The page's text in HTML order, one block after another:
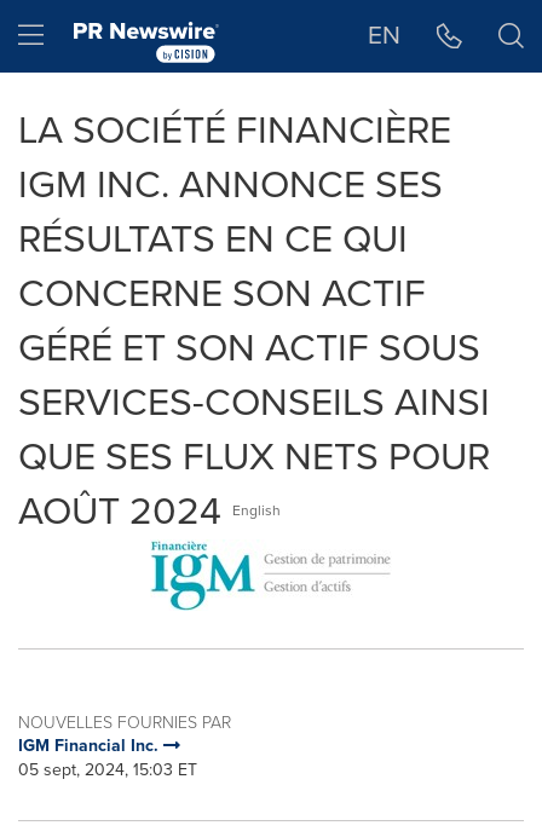
Hamburger menu EN
LA SOCIÉTÉ FINANCIÈRE
IGM INC. ANNONCE SES
RÉSULTATS EN CE QUI
CONCERNE SON ACTIF
GÉRÉ ET SON ACTIF SOUS
SERVICES-CONSEILS AINSI
QUE SES FLUX NETS POUR
AOÛT 2024
English
NOUVELLES FOURNIES PAR
IGM Financial Inc.
05 sept, 2024, 15:03 ET